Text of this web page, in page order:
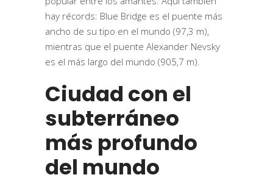
hay récords: Blue Bridge es el puente más
ancho de su tipo en el mundo (97,3 m),
mientras que el puente Alexander Nevsky
es el más largo del mundo (905,7 m).
Ciudad con el
subterráneo
más profundo
del mundo